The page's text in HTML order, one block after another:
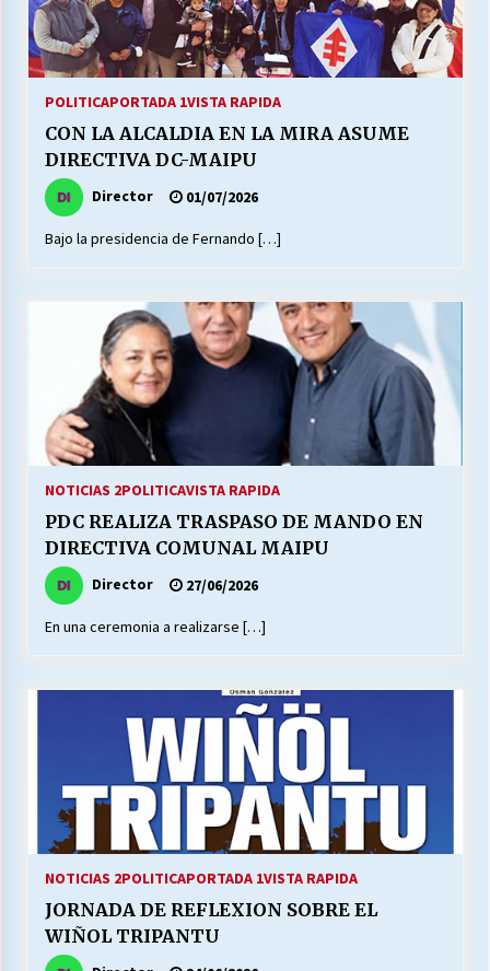
POLITICAPORTADA 1VISTA RAPIDA
CON LA ALCALDIA EN LA MIRA ASUME
DIRECTIVA DC-MAIPU
Director 01/07/2026
Bajo la presidencia de Fernando […]
NOTICIAS 2POLITICAVISTA RAPIDA
PDC REALIZA TRASPASO DE MANDO EN
DIRECTIVA COMUNAL MAIPU
Director 27/06/2026
En una ceremonia a realizarse […]
NOTICIAS 2POLITICAPORTADA 1VISTA RAPIDA
JORNADA DE REFLEXION SOBRE EL
WIÑOL TRIPANTU